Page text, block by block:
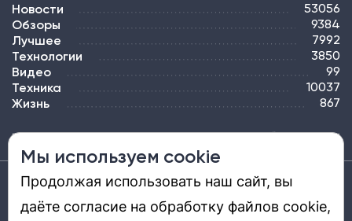
Новости 53056
Обзоры 9384
Лучшее 7992
Технологии 3850
Видео 99
Техника 10037
Жизнь 867
ПОДПИСКА РЕКЛАМА КОНТАКТЫ КАРТА САЙТА ТЭГИ
Средство массовой информации «DGL.RU — Цифровой мир» (www.dgl.ru).
Реестровая запись средства массовой информации (СМИ) сетевого издания ЭЛ №
ФС 77 - 81669, выдано Роскомнадзором 27.08.2021. Учредитель: ООО «ДиДжиЭль».
Главный редактор: Шкред Т. В. Телефон редакции +7901-907-1590. Адрес
Мы используем cookie
Продолжая использовать наш сайт, вы
даёте согласие на обработку файлов cookie,